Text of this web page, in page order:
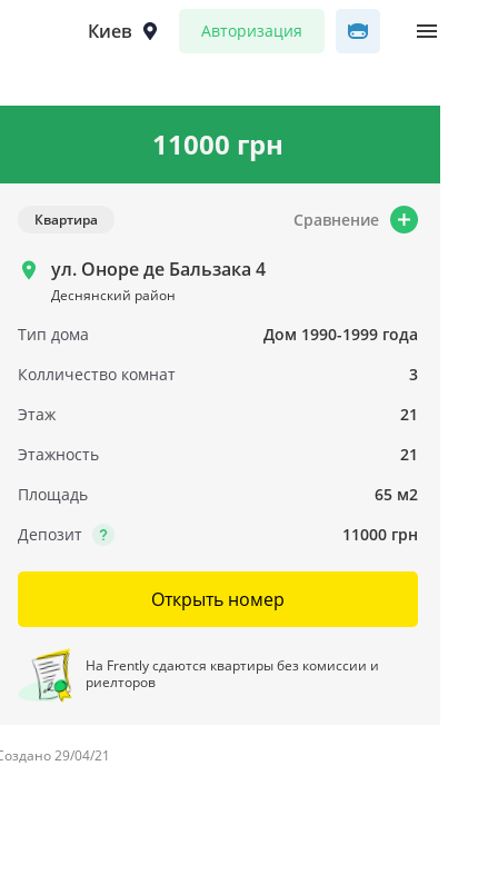
Киев Авторизация
11000 грн
Квартира Сравнение
ул. Оноре де Бальзака 4
Деснянский район
Тип дома
Дом 1990-1999 года
Колличество комнат
3
Этаж
21
Этажность
21
Площадь
65 м2
Депозит
11000 грн
Открыть номер
На Frently сдаются квартиры без комиссии и
риелторов
29/04/21